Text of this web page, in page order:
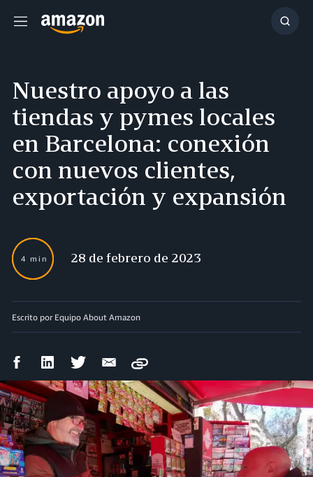
Menú
Nuestro apoyo a las
tiendas y pymes locales
en Barcelona: conexión
con nuevos clientes,
exportación y expansión
4 min 28 de febrero de 2023
Escrito por Equipo About Amazon
Compartir
Facebook
Compartir
LinkedIn
Compartir
Twitter
Compartir
correo
electrónico
Copy